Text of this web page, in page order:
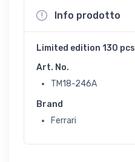
Info prodotto
Limited edition 130 pcs
Art. No.
TM18-246A
Brand
Ferrari